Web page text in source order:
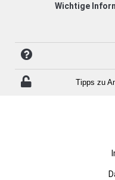
Wichtige
Tipps zu